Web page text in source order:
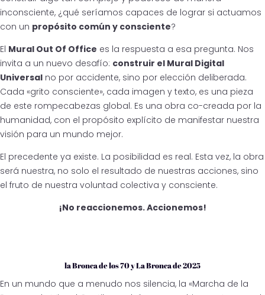
inconsciente, ¿qué seríamos capaces de lograr si actuamos
con un propósito común y consciente?
El Mural Out Of Office es la respuesta a esa pregunta. Nos
invita a un nuevo desafío: construir el Mural Digital
Universal no por accidente, sino por elección deliberada.
Cada «grito consciente», cada imagen y texto, es una pieza
de este rompecabezas global. Es una obra co-creada por la
humanidad, con el propósito explícito de manifestar nuestra
visión para un mundo mejor.
El precedente ya existe. La posibilidad es real. Esta vez, la obra
será nuestra, no solo el resultado de nuestras acciones, sino
el fruto de nuestra voluntad colectiva y consciente.
¡No reaccionemos. Accionemos!
la Bronca de los 70 y La Bronca de 2025
En un mundo que a menudo nos silencia, la «Marcha de la